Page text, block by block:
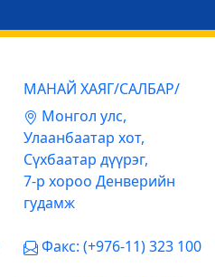
МАНАЙ ХАЯГ/САЛБАР/
Mонгол улс,
Улаанбаатар хот,
Сүхбаатар дүүрэг,
7-р хороо Денверийн
гудамж
Факс: (+976-11) 323 100